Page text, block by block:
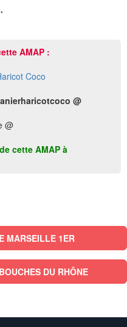
AMAP :
Coco
@
@
cette AMAP à
RETOUR AUX AMAP DE MARSEILLE 1ER
DU RHÔNE